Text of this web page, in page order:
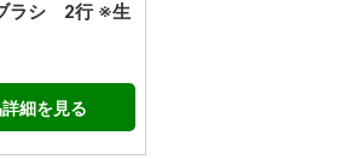
ラシ 2行 ※生
細を見る